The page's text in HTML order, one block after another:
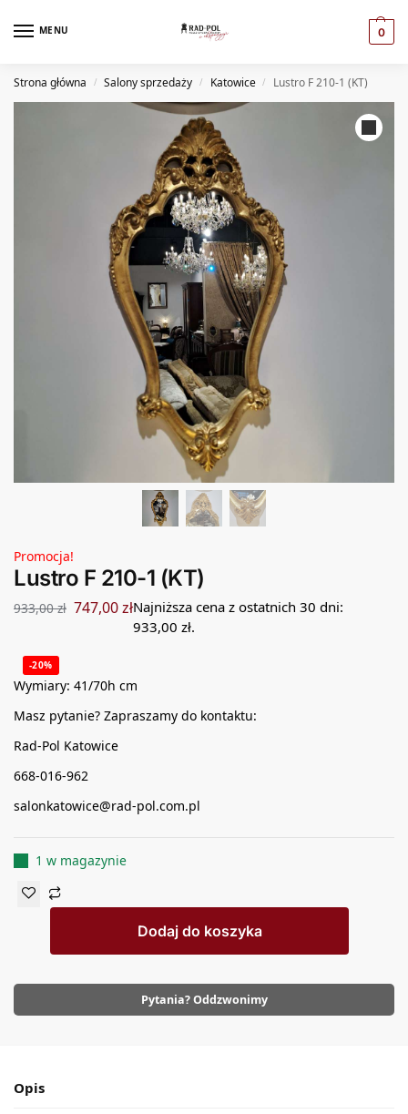
MENU 0
Strona główna / Salony sprzedaży / Katowice / Lustro F 210-1 (KT)
Promocja!
Lustro F 210-1 (KT)
933,00zł 747,00złNajniższa cena z ostatnich 30 dni:
933,00 zł.
-20%
Wymiary: 41/70h cm
Masz pytanie? Zapraszamy do kontaktu:
Rad-Pol Katowice
668-016-962
salonkatowice@rad-pol.com.pl
1 w magazynie
Dodaj do koszyka
Pytania? Oddzwonimy
Opis